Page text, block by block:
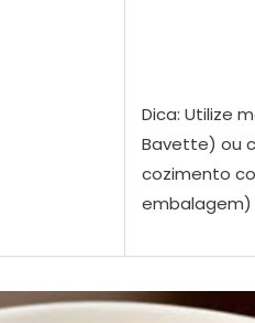
Dica: Utilize
Bavette) ou
cozimento
embalagem)